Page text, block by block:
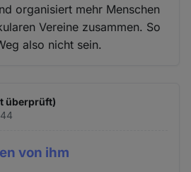
organisiert mehr Menschen
Vereine zusammen. So
also nicht sein.
überprüft)
von ihm